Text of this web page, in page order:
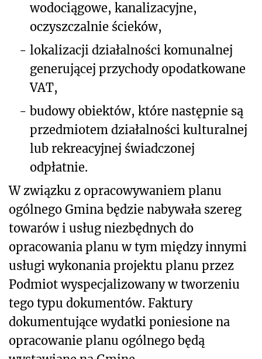
wodociągowe, kanalizacyjne,
oczyszczalnie ścieków,
- lokalizacji działalności komunalnej
generującej przychody opodatkowane
VAT,
- budowy obiektów, które następnie są
przedmiotem działalności kulturalnej
lub rekreacyjnej świadczonej
odpłatnie.
W związku z opracowywaniem planu
ogólnego Gmina będzie nabywała szereg
towarów i usług niezbędnych do
opracowania planu w tym między innymi
usługi wykonania projektu planu przez
Podmiot wyspecjalizowany w tworzeniu
tego typu dokumentów. Faktury
dokumentujące wydatki poniesione na
opracowanie planu ogólnego będą